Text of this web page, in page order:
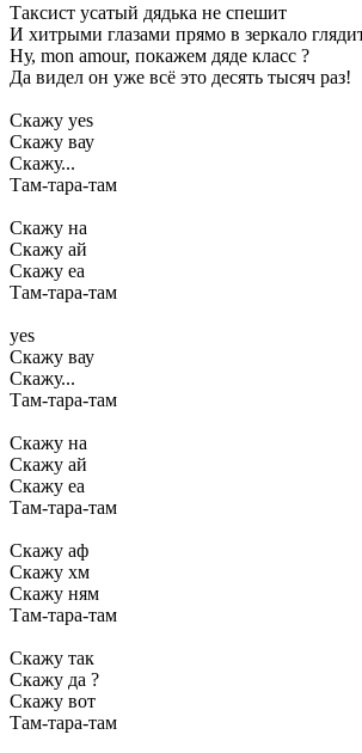
Таксист усатый дядька не спешит
И хитрыми глазами прямо в зеркало
Ну, mon amour, покажем дяде класс ?
Да видел он уже всё это десять тысяч раз!
Скажу yes
Скажу вау
Скажу...
Там-тара-там
Скажу на
Скажу ай
Скажу еа
Там-тара-там
yes
Скажу вау
Скажу...
Там-тара-там
Скажу на
Скажу ай
Скажу еа
Там-тара-там
Скажу аф
Скажу хм
Скажу ням
Там-тара-там
Скажу так
Скажу да ?
Скажу вот
Там-тара-там